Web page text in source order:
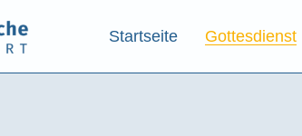
Startseite Gottesdienst